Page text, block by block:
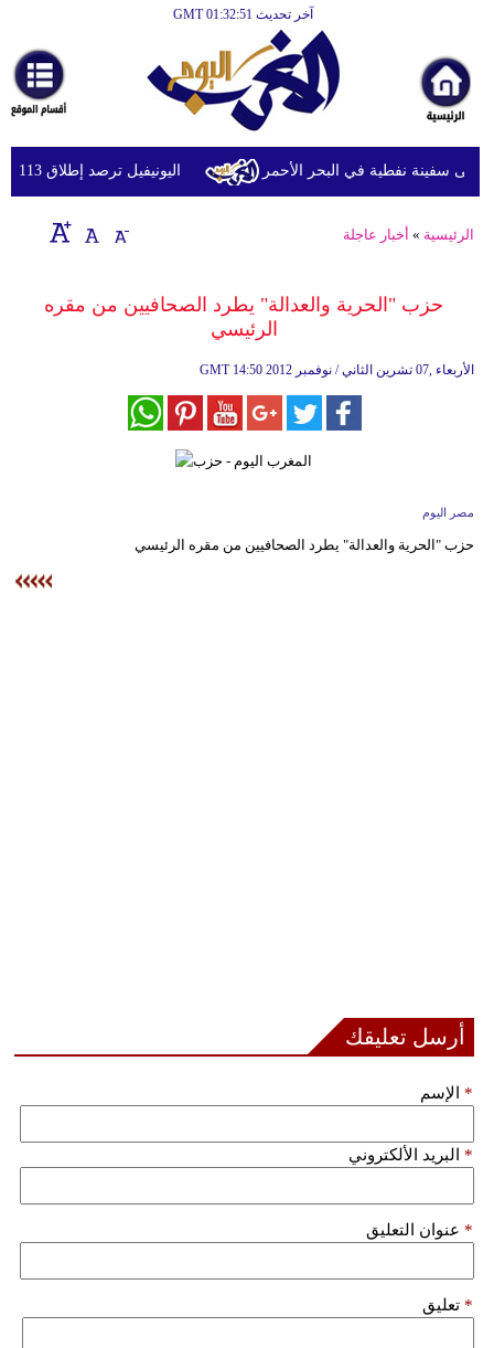
آخر تحديث GMT 01:32:51
أخبارعاجلة
رياضة
ثقافة
إقتصاد
وموسيقى
اليونيفيل ترصد إطلاق 113 مقذوفا إسرائيليا على لبنان خلال يوم واحد سفينة نفطية في البحر الأحمر
الرئيسية » أخبار عاجلة
حزب "الحرية والعدالة" يطرد الصحافيين من مقره
الرئيسي
GMT 14:50 2012 الأربعاء ,07 تشرين الثاني / نوفمبر
مصر اليوم
حزب "الحرية والعدالة" يطرد الصحافيين من مقره الرئيسي
أرسل تعليقك
الإسم *
البريد الألكتروني *
عنوان التعليق *
تعليق *